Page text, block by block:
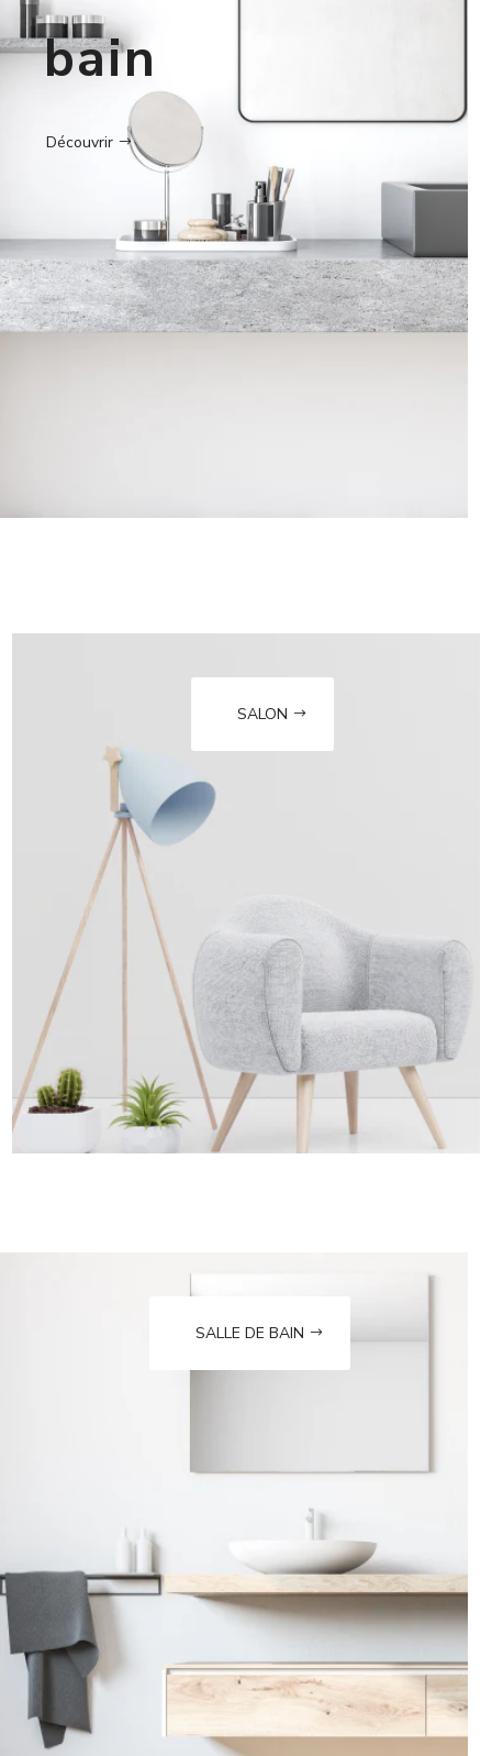
bain
Découvrir
SALON
SALLE DE BAIN